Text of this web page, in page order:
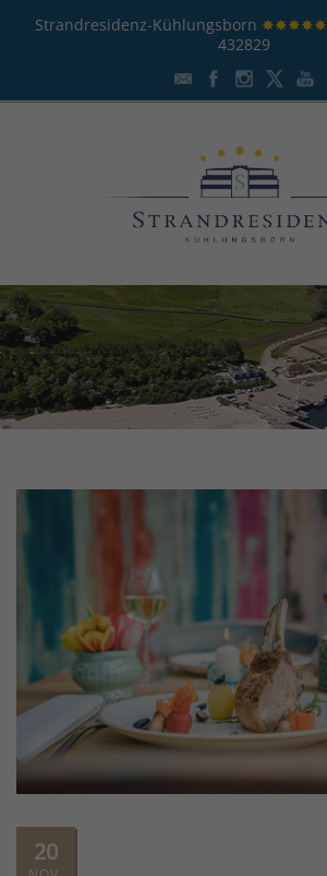
Strandresidenz-Kühlungsborn ✸✸✸✸✸
432829
20